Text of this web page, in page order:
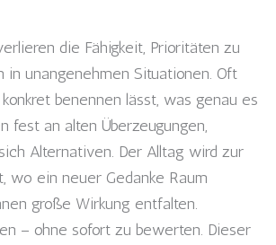
die Fähigkeit, Prioritäten zu
unangenehmen Situationen. Oft
benennen lässt, was genau es
fest an alten Überzeugungen,
Alternativen. Der Alltag wird zur
wo ein neuer Gedanke Raum
große Wirkung entfalten.
– ohne sofort zu bewerten. Dieser